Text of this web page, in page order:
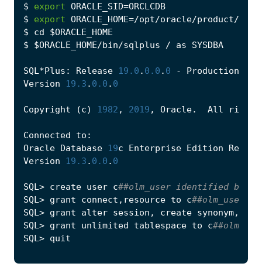
$
export ORACLE_SID=ORCLCDB
$
export ORACLE_HOME=/opt/oracle/product/
$
cd $ORACLE_HOME
$
$ORACLE_HOME/bin/sqlplus / as SYSDBA
SQL*Plus : Release 19.0 . 0.0 . 0 - Production
Version
19.3 . 0.0 . 0
Copyright (c) 1982 , 2019 , Oracle. All rights
Connected to :
Oracle Database 19c Enterprise Edition
Version
19.3 . 0.0 . 0
SQL> create user c##olm_user identified by
SQL> grant connect , resource to c##olm_user;
SQL> grant alter session , create synonym,
SQL> grant unlimited tablespace to c
SQL> quit